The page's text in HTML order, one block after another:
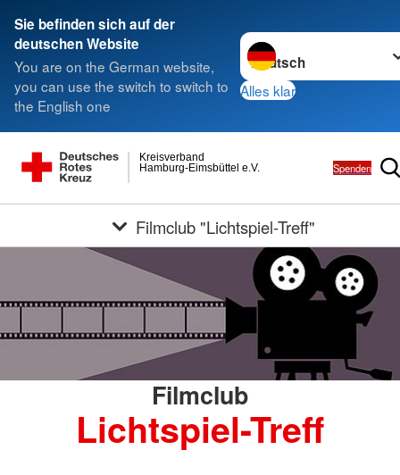
Sie befinden sich auf der
deutschen Website
You are on the German website,
you can use the switch to switch to
the English one
Sprache wechseln zu
Alles klar
Hamburg-Eimsbüttel e.V.
Kreisverband
Spenden
Filmclub "Lichtspiel-Treff"
Filmclub
Lichtspiel-Treff